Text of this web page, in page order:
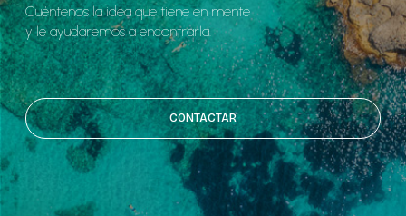
Cuéntenos la idea que tiene en mente
y le ayudaremos a encontrarla.
CONTACTAR